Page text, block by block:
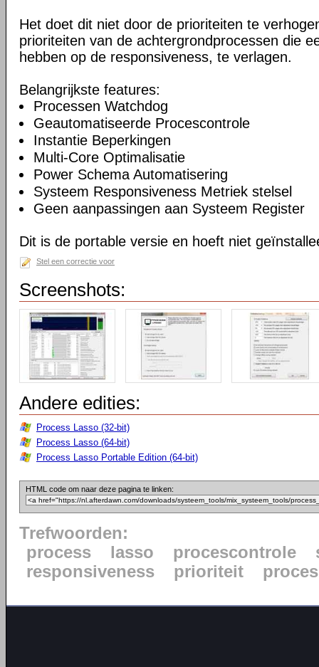
Het doet dit niet door de prioriteiten te
prioriteiten van de achtergrondprocessen die
hebben op de responsiveness, te verlagen.
Belangrijkste features:
Processen Watchdog
Geautomatiseerde Procescontrole
Instantie Beperkingen
Multi-Core Optimalisatie
Power Schema Automatisering
Systeem Responsiveness Metriek stelsel
Geen aanpassingen aan Systeem Register
Dit is de portable versie en hoeft niet
Stel een correctie voor
Screenshots:
Andere edities:
Process Lasso (32-bit)
Process Lasso (64-bit)
Process Lasso Portable Edition (64-bit)
HTML code om naar deze pagina te linken:
Trefwoorden:
process
lasso procescontrole
responsiveness
prioriteit